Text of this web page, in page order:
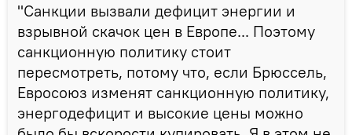
"Санкции вызвали дефицит энергии и
взрывной скачок цен в Европе... Поэтому
санкционную политику стоит
пересмотреть, потому что, если Брюссель,
Евросоюз изменят санкционную политику,
энергодефицит и высокие цены можно